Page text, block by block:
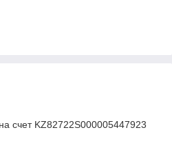
счет KZ82722S000005447923